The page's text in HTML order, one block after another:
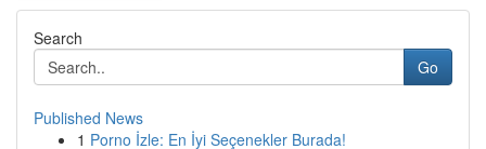
Search
Go
Published News
1 Porno İzle: En İyi Seçenekler Burada!